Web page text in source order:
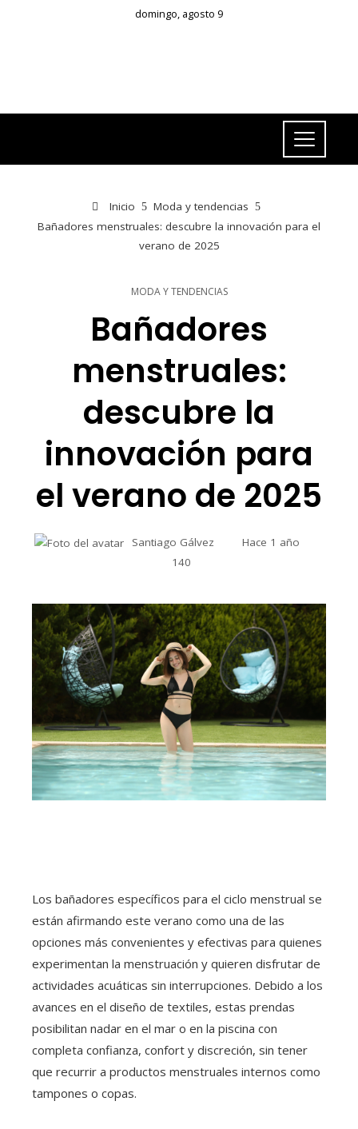
domingo, agosto 9
Inicio
Moda y tendencias
Bañadores menstruales: descubre la innovación para el
verano de 2025
MODA Y TENDENCIAS
Bañadores
menstruales:
descubre la
innovación para
el verano de 2025
Santiago Gálvez
Hace 1 año
140
Los bañadores específicos para el ciclo menstrual se
están afirmando este verano como una de las
opciones más convenientes y efectivas para quienes
experimentan la menstruación y quieren disfrutar de
actividades acuáticas sin interrupciones. Debido a los
avances en el diseño de textiles, estas prendas
posibilitan nadar en el mar o en la piscina con
completa confianza, confort y discreción, sin tener
que recurrir a productos menstruales internos como
tampones o copas.